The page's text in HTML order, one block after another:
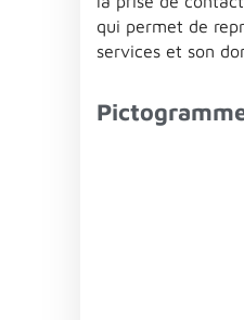
qui permet de
services et son